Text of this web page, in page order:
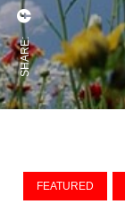
SHARE:
FEATURED